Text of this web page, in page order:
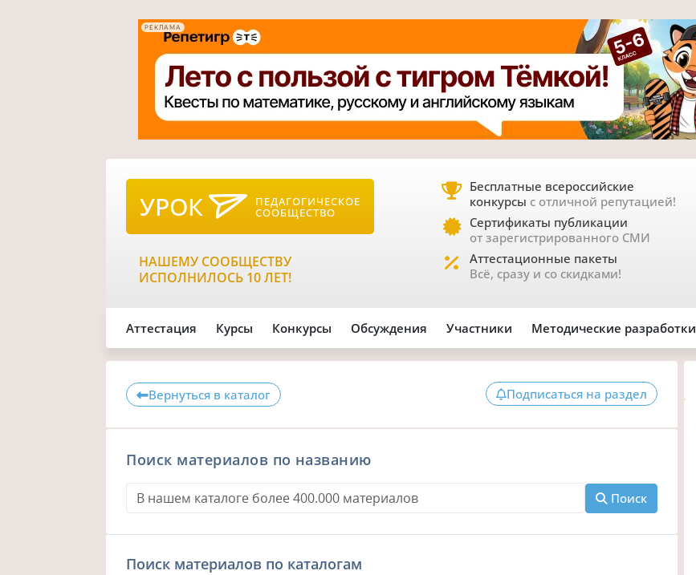
РЕКЛАМА
УРОК ПЕДАГОГИЧЕСКОЕ
СООБЩЕСТВО
НАШЕМУ СООБЩЕСТВУ
ИСПОЛНИЛОСЬ 10 ЛЕТ!
Бесплатные всероссийские
конкурсы с отличной репутацией!
Сертификаты публикации
от зарегистрированного СМИ
Аттестационные пакеты
Всё, сразу и со скидками!
Аттестация Курсы Конкурсы Обсуждения Участники Методические разработки
Вернуться в каталог Подписаться на раздел
Поиск материалов по названию
Поиск
Поиск материалов по каталогам